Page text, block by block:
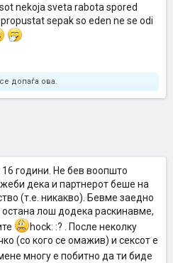
nekoja sveta rabota spored
sepak so eden ne se odi
допаѓа ова.
16 години. Не бев воопшто
дека и партнерот беше на
(т.е. никакво). Бевме заедно
лош додека раскинавме,
hock: :? . После неколку
(со кого се омажив) и сексот е
многу е побитно да ти биде